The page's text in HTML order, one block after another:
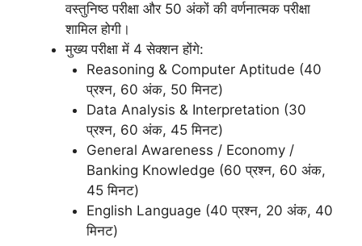
वस्तुनिष्ठ परीक्षा और 50 अंकों की वर्णनात्मक परीक्षा
शामिल होगी।
मुख्य परीक्षा में 4 सेक्शन होंगे:
Reasoning & Computer Aptitude (40
प्रश्न, 60 अंक, 50 मिनट)
Data Analysis & Interpretation (30
प्रश्न, 60 अंक, 45 मिनट)
General Awareness / Economy /
Banking Knowledge (60 प्रश्न, 60 अंक,
45 मिनट)
English Language (40 प्रश्न, 20 अंक, 40
मिनट)